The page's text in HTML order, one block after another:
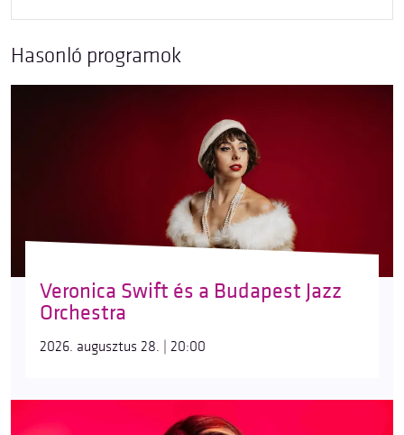
Hasonló programok
Veronica Swift és a Budapest Jazz
Orchestra
2026. augusztus 28. | 20:00